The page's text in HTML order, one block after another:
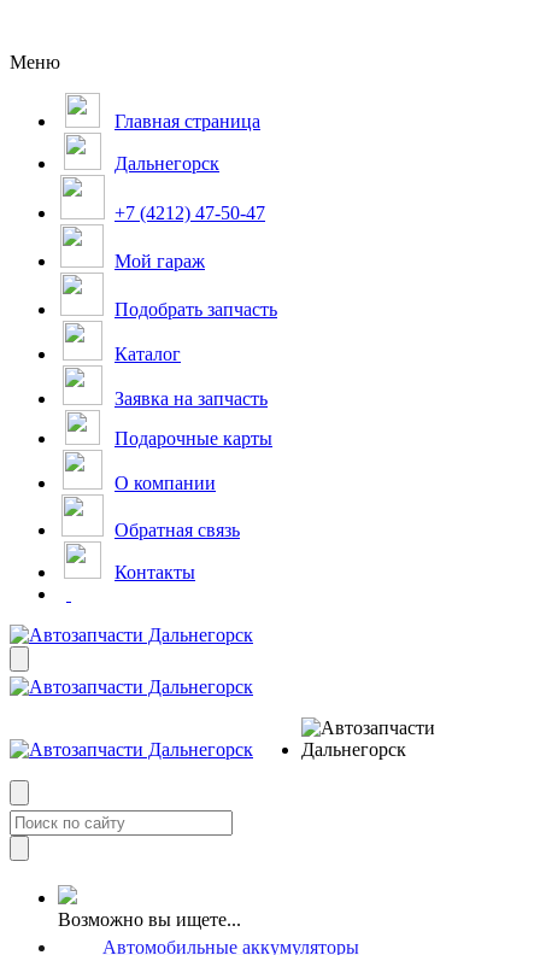
Меню
Главная страница
Дальнегорск
+7 (4212) 47-50-47
Мой гараж
Подобрать запчасть
Каталог
Заявка на запчасть
Подарочные карты
О компании
Обратная связь
Контакты
Возможно вы ищете...
Автомобильные аккумуляторы